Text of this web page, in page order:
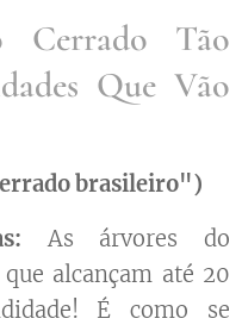
Tão
Que Vão
brasileiro")
As árvores do
alcançam até 20
É como se